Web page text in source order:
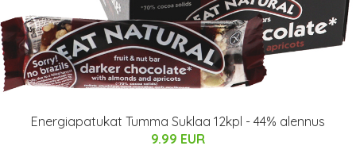
Energiapatukat Tumma Suklaa 12kpl - 44% alennus
9.99 EUR